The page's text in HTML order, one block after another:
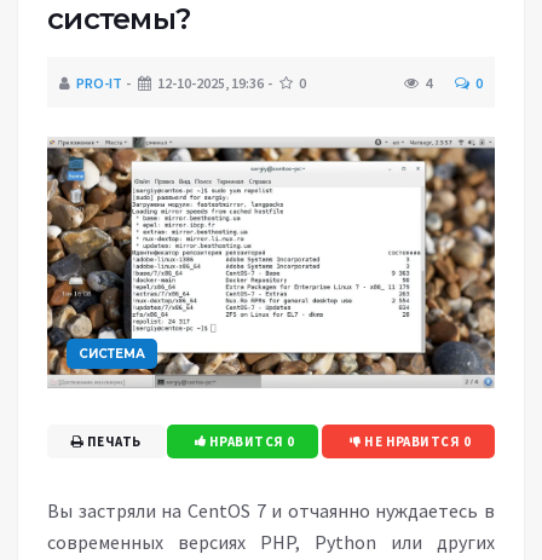
системы?
PRO-IT 12-10-2025, 19:36 0 4 0
СИСТЕМА
НРАВИТСЯ 0 НЕ НРАВИТСЯ 0
ПЕЧАТЬ
Вы застряли на CentOS 7 и отчаянно нуждаетесь в
современных версиях PHP, Python или других